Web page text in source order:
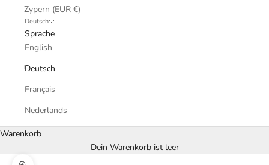
Zypern (EUR €)
Deutsch
Sprache
English
Deutsch
Français
Nederlands
Warenkorb
Dein Warenkorb ist leer